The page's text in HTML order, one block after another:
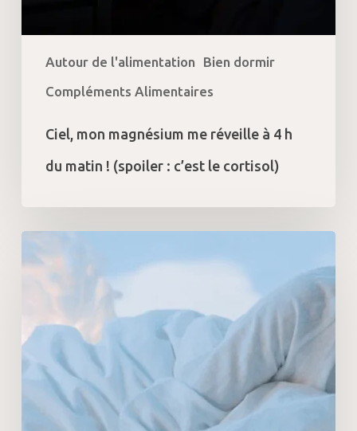
Autour de l'alimentation
Bien dormir
Compléments Alimentaires
!
c’est
cortisol)
Ciel, mon magnésium me réveille à 4 h
du matin ! (spoiler : c’est le cortisol)
aller
la
thérapie